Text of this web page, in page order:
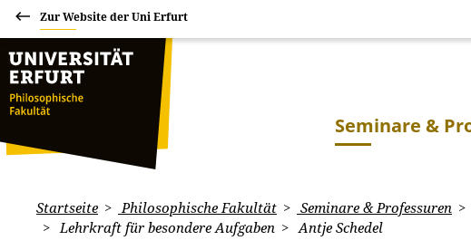
Zur Website der Uni Erfurt
Seminare &
Startseite Philosophische Fakultät Seminare & Professuren
Lehrkraft für besondere Aufgaben
Antje Schedel